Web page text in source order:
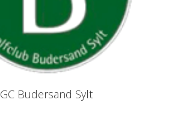
GC Budersand Sylt